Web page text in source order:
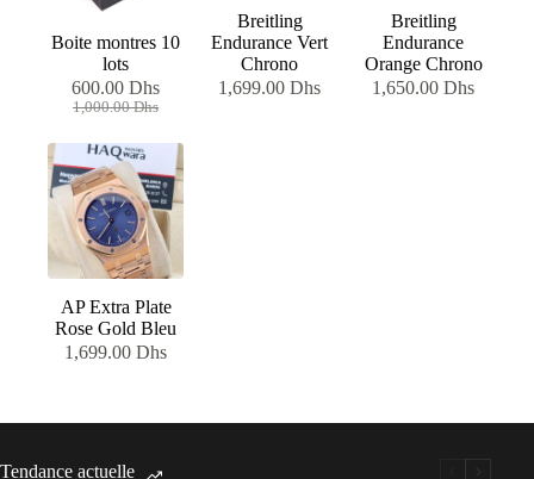
Boite montres 10
lots
1,000.00Dhs
Le
initial
était :
1,000.00 Dhs.
600.00Dhs
Le
actuel
est :
600.00 Dhs.
Breitling
Endurance Vert
Chrono
1,699.00Dhs
Breitling
Endurance
Orange Chrono
1,650.00Dhs
AP Extra Plate
Rose Gold Bleu
1,699.00Dhs
Tendance actuelle